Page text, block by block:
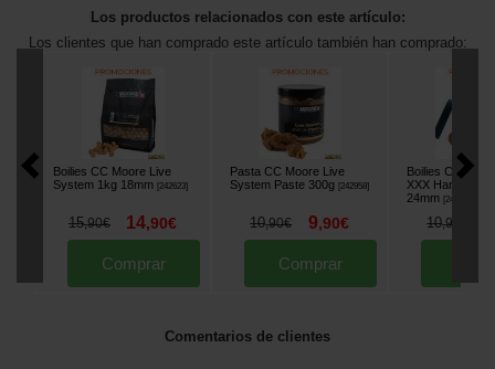
Los productos relacionados con este artículo:
Los clientes que han comprado este artículo también han comprado:
Boilies CC Moore Live
System 1kg 18mm [242623]
15,90€ 14,90€
Comprar
Pasta CC Moore Live
System Paste 300g [242958]
10,90€ 9,90€
Comprar
Boilies CC
XXX Hard
24mm [243802
10,90
Comentarios de clientes